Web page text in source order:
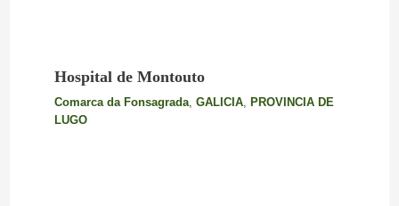
Hospital de Montouto
Comarca da Fonsagrada, GALICIA, PROVINCIA DE
LUGO